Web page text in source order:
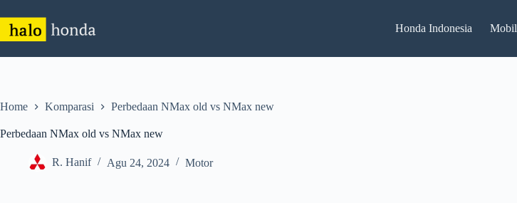
to
content
Honda Indonesia Mobil
Home Komparasi Perbedaan NMax old vs NMax new
Perbedaan NMax old vs NMax new
R. Hanif Agu 24, 2024 Motor